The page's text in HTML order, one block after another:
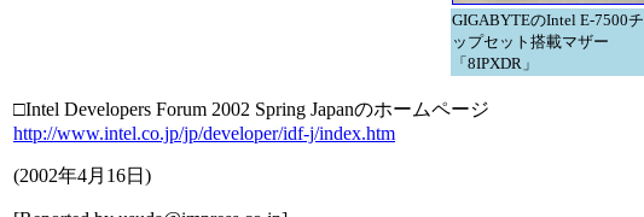
GIGABYTEのIntel E-7500チ
ップセット搭載マザー
「8IPXDR」
□Intel Developers Forum 2002 Spring Japanのホームページ
http://www.intel.co.jp/jp/developer/idf-j/index.htm
(2002年4月16日 )